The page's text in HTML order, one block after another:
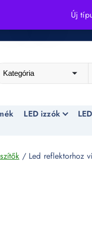
Új
LED izzók
/ Led reflektorhoz